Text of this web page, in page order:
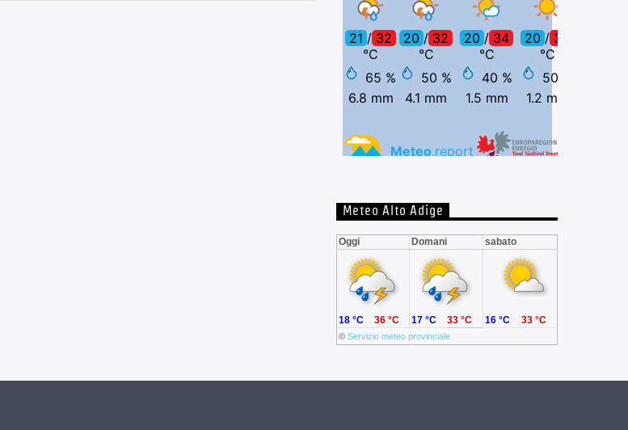
Meteo Alto Adige
Oggi Domani sabato
© Servizio meteo provinciale
18 °C 36 °C 17 °C 33 °C 16 °C 33 °C